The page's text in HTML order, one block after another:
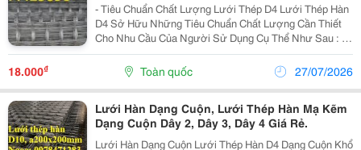
- Tiêu Chuẩn Chất Lượng Lưới Thép D4 Lưới Thép Hàn
D4 Sở Hữu Những Tiêu Chuẩn Chất Lượng Cần Thiết
Cho Nhu Cầu Của Người Sử Dụng Cụ Thể Như Sau : -
Giớ Hạn Chảy Ry &Ge;485 Mpa -Giới Hàn Bền Rb
&Ge;550 Mpa -Đường Kính Dây Thép: 4Mm ...
18.000₫ Toàn quốc 27/07/2026
Lưới Hàn Dạng Cuộn, Lưới Thép Hàn Mạ Kẽm
Dạng Cuộn Dây 2, Dây 3, Dây 4 Giá Rẻ.
Lưới Hàn Dạng Cuộn Lưới Thép Hàn D4 Dạng Cuộn Khổ